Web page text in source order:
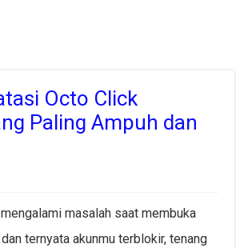
Octo Click
Paling Ampuh dan
masalah saat membuka
ternyata akunmu terblokir, tenang